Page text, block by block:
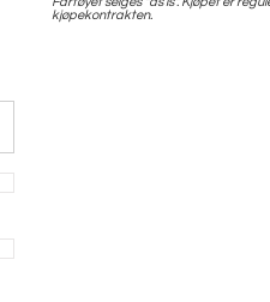
kjøpekontrakten.